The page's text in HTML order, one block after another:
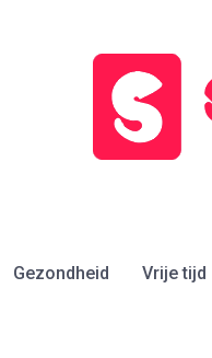
Gezondheid Vrije tijd